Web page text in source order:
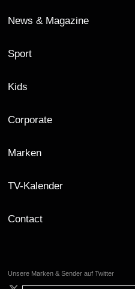
News & Magazine
Sport
Kids
Corporate
Marken
TV-Kalender
Contact
Unsere Marken & Sender auf Twitter